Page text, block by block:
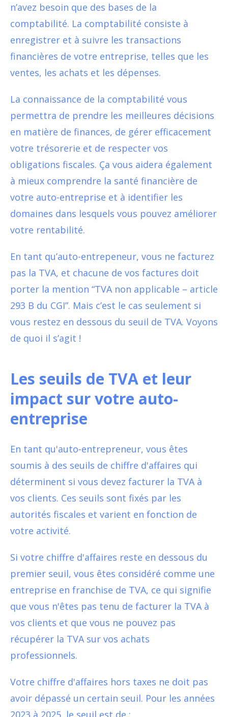
n’avez besoin que des bases de la
comptabilité. La comptabilité consiste à
enregistrer et à suivre les transactions
financières de votre entreprise, telles que les
ventes, les achats et les dépenses.
La connaissance de la comptabilité vous
permettra de prendre les meilleures décisions
en matière de finances, de gérer efficacement
votre trésorerie et de respecter vos
obligations fiscales. Ça vous aidera également
à mieux comprendre la santé financière de
votre auto-entreprise et à identifier les
domaines dans lesquels vous pouvez améliorer
votre rentabilité.
En tant qu’auto-entrepeneur, vous ne facturez
pas la TVA, et chacune de vos factures doit
porter la mention “TVA non applicable – article
293 B du CGI”. Mais c’est le cas seulement si
vous restez en dessous du seuil de TVA. Voyons
de quoi il s’agit !
Les seuils de TVA et leur
impact sur votre auto-
entreprise
En tant qu'auto-entrepreneur, vous êtes
soumis à des seuils de chiffre d'affaires qui
déterminent si vous devez facturer la TVA à
vos clients. Ces seuils sont fixés par les
autorités fiscales et varient en fonction de
votre activité.
Si votre chiffre d'affaires reste en dessous du
premier seuil, vous êtes considéré comme une
entreprise en franchise de TVA, ce qui signifie
que vous n'êtes pas tenu de facturer la TVA à
vos clients et que vous ne pouvez pas
récupérer la TVA sur vos achats
professionnels.
Votre chiffre d'affaires hors taxes ne doit pas
avoir dépassé un certain seuil. Pour les années
2023 à 2025, le seuil est de :